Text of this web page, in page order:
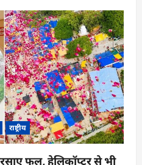
राष्ट्रीय
फूल, हेलिकॉप्टर से भी